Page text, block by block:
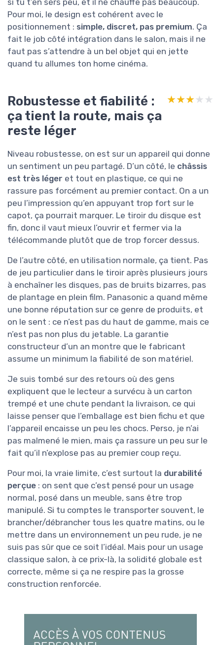
Pour moi, le design est cohérent avec le
positionnement : simple, discret, pas premium. Ça
fait le job côté intégration dans le salon, mais il ne
faut pas s’attendre à un bel objet qui en jette
quand tu allumes ton home cinéma.
Robustesse et fiabilité :
ça tient la route, mais ça
reste léger
★★★★★
★★★★★
Niveau robustesse, on est sur un appareil qui donne
un sentiment un peu partagé. D’un côté, le châssis
est très léger et tout en plastique, ce qui ne
rassure pas forcément au premier contact. On a un
peu l’impression qu’en appuyant trop fort sur le
capot, ça pourrait marquer. Le tiroir du disque est
fin, donc il vaut mieux l’ouvrir et fermer via la
télécommande plutôt que de trop forcer dessus.
De l’autre côté, en utilisation normale, ça tient. Pas
de jeu particulier dans le tiroir après plusieurs jours
à enchaîner les disques, pas de bruits bizarres, pas
de plantage en plein film. Panasonic a quand même
une bonne réputation sur ce genre de produits, et
on le sent : ce n’est pas du haut de gamme, mais ce
n’est pas non plus du jetable. La garantie
constructeur d’un an montre que le fabricant
assume un minimum la fiabilité de son matériel.
Je suis tombé sur des retours où des gens
expliquent que le lecteur a survécu à un carton
trempé et une chute pendant la livraison, ce qui
laisse penser que l’emballage est bien fichu et que
l’appareil encaisse un peu les chocs. Perso, je n’ai
pas malmené le mien, mais ça rassure un peu sur le
fait qu’il n’explose pas au premier coup reçu.
Pour moi, la vraie limite, c’est surtout la durabilité
perçue : on sent que c’est pensé pour un usage
normal, posé dans un meuble, sans être trop
manipulé. Si tu comptes le transporter souvent, le
brancher/débrancher tous les quatre matins, ou le
mettre dans un environnement un peu rude, je ne
suis pas sûr que ce soit l’idéal. Mais pour un usage
classique salon, à ce prix-là, la solidité globale est
correcte, même si ça ne respire pas la grosse
construction renforcée.